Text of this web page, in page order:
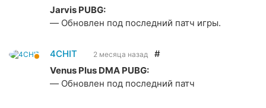
Jarvis PUBG:
— Обновлен под последний патч игры.
4CHIT 2 месяца назад
#
Venus Plus DMA PUBG:
— Обновлен под последний патч